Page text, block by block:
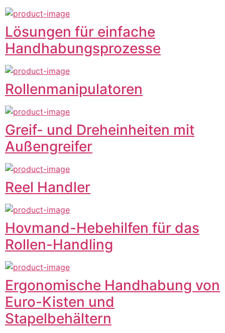
Lösungen für einfache
Handhabungsprozesse
Rollenmanipulatoren
Greif- und Dreheinheiten mit
Außengreifer
Reel Handler
Hovmand-Hebehilfen für das
Rollen-Handling
Ergonomische Handhabung von
Euro-Kisten und
Stapelbehältern